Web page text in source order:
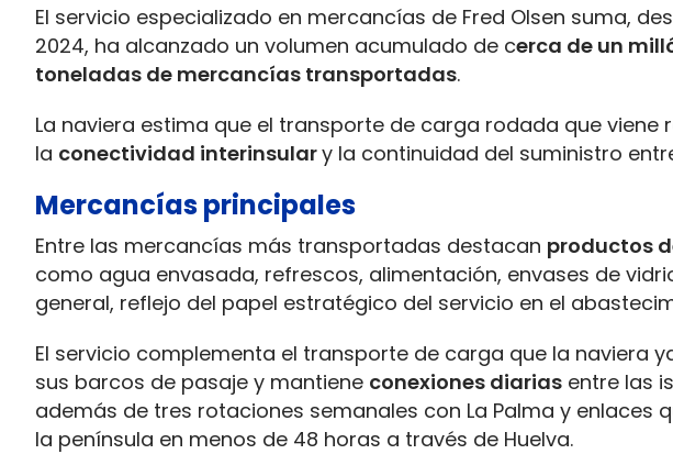
El servicio especializado en mercancías de Fred Olsen suma,
2024, ha alcanzado un volumen acumulado de cerca de un
toneladas de mercancías transportadas.
La naviera estima que el transporte de carga rodada que viene
la conectividad interinsulary la continuidad del suministro
Mercancías principales
Entre las mercancías más transportadas destacan productos
como agua envasada, refrescos, alimentación, envases de
general, reflejo del papel estratégico del servicio en el
El servicio complementa el transporte de carga que la naviera
sus barcos de pasaje y mantiene conexiones diarias entre las
además de tres rotaciones semanales con La Palma y enlaces
la península en menos de 48 horas a través de Huelva.